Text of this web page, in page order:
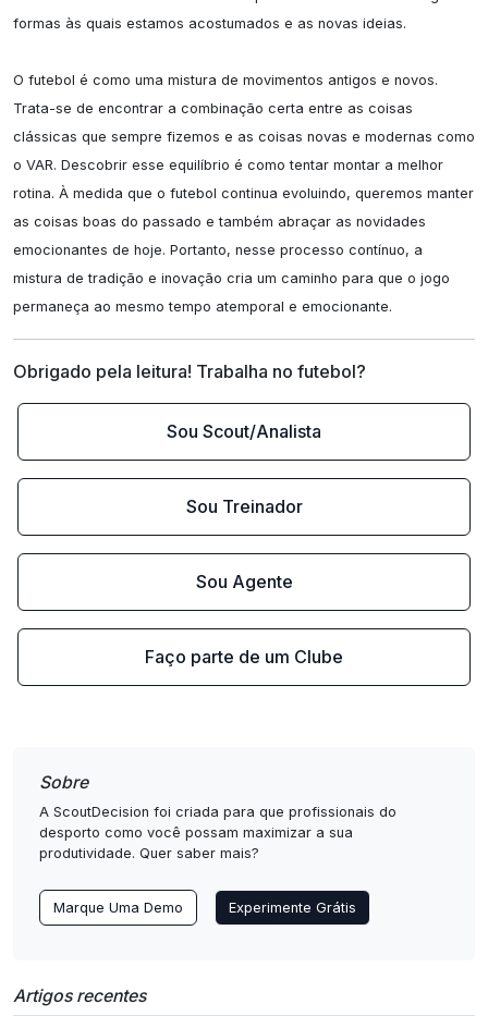
formas às quais estamos acostumados e as novas ideias.
O futebol é como uma mistura de movimentos antigos e novos.
Trata-se de encontrar a combinação certa entre as coisas
clássicas que sempre fizemos e as coisas novas e modernas como
o VAR. Descobrir esse equilíbrio é como tentar montar a melhor
rotina. À medida que o futebol continua evoluindo, queremos manter
as coisas boas do passado e também abraçar as novidades
emocionantes de hoje. Portanto, nesse processo contínuo, a
mistura de tradição e inovação cria um caminho para que o jogo
permaneça ao mesmo tempo atemporal e emocionante.
Obrigado pela leitura! Trabalha no futebol?
Sou Scout/Analista
Sou Treinador
Sou Agente
Faço parte de um Clube
Sobre
A ScoutDecision foi criada para que profissionais do
desporto como você possam maximizar a sua
produtividade. Quer saber mais?
Marque Uma Demo Experimente Grátis
Artigos recentes